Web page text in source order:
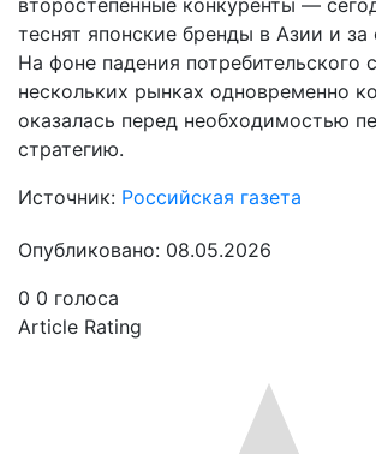
теснят японские бренды в Азии и за
На фоне падения потребительского
нескольких рынках одновременно
оказалась перед необходимостью
стратегию.
Источник: Российская газета
Опубликовано: 08.05.2026
0 0 голоса
Article Rating